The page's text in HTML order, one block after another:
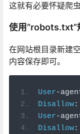
这就有必要怀疑爬虫
使用”robots.txt”
在网站根目录新建
内容保存即可。
User-
Disallow:
User-
Disallow: